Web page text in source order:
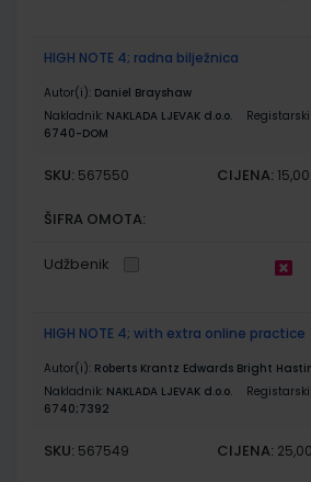
HIGH NOTE 4; radna bilježnica
Autor(i): Daniel Brayshaw
Nakladnik: NAKLADA LJEVAK d.o.o.
6740-DOM
SKU: 567550 CIJENA:
ŠIFRA OMOTA:
Udžbenik
HIGH NOTE 4; with extra online practice
Autor(i): Roberts Krantz Edwards Bright
Nakladnik: NAKLADA LJEVAK d.o.o.
6740;7392
SKU: 567549 CIJENA: